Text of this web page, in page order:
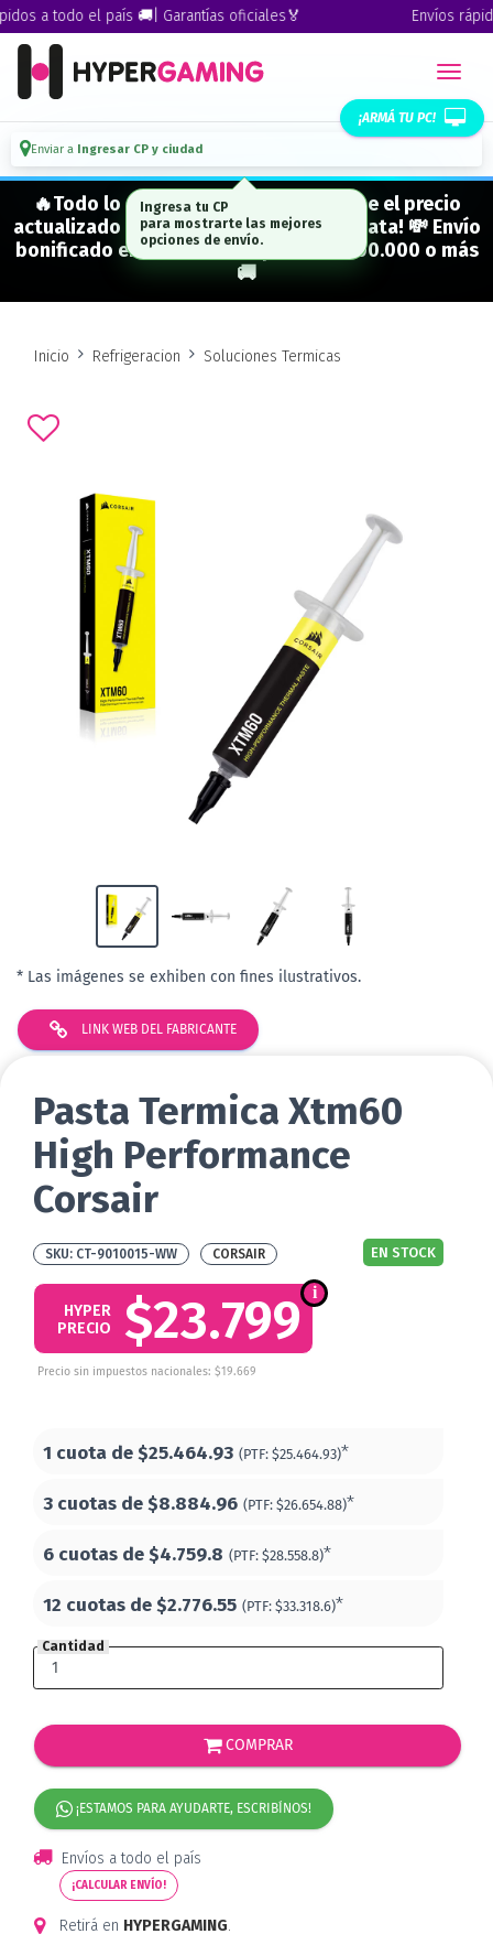
a todo el país 🚚| Garantías oficiales🏅 Envíos
¡ARMÁ TU PC!
Enviar a Ingresar CP y ciudad
🔥Todo lo que figura "EN STOCK" tiene el precio
actualizado y está para entrega inmediata! 💸 Envío
bonificado en CABA en compras de $500.000 o más
🚚
Inicio Refrigeracion Soluciones Termicas
* Las imágenes se exhiben con fines ilustrativos.
LINK WEB DEL FABRICANTE
Pasta Termica Xtm60
High Performance
Corsair
CT-9010015-WW EN STOCK
CORSAIR
$23.799
HYPER
PRECIO
Precio sin impuestos nacionales: $19.669
1 cuota de$25.464.93 (PTF: $25.464.93)*
3 cuotas de$8.884.96 (PTF: $26.654.88)*
6 cuotas de$4.759.8 (PTF: $28.558.8)*
12 cuotas de$2.776.55 (PTF: $33.318.6)*
Cantidad
COMPRAR
¡ESTAMOS PARA AYUDARTE, ESCRIBÍNOS!
Envíos a todo el país
¡CALCULAR ENVÍO!
Retirá en HYPERGAMING.
Ingresa tu CP
para mostrarte las mejores
opciones de envío.